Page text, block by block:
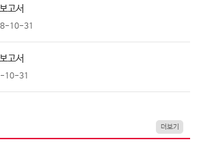
고서
10-31
고서
10-31
더보기